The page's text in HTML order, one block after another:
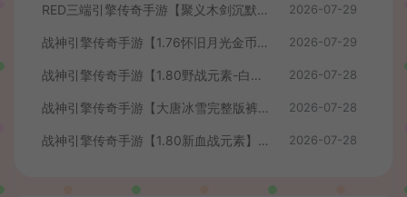
RED三端引擎传奇手游【聚义木剑沉默高仿嘟嘟沉默】最新整理Win系服务端+安卓苹果PC三端+详细搭建教程 2026-07-29
战神引擎传奇手游【1.76怀旧月光金币版】最新整理Win系复古服务端+安卓苹果双端+GM授权物品后台+详细搭建教程 2026-07-29
战神引擎传奇手游【1.80野战元素-白猪7.2免授权】最新整理Win系特色服务端+安卓+GM授权物品后台+详细搭建教程 2026-07-28
战神引擎传奇手游【大唐冰雪完整版裤衩7.0免授权】最新整理Win系特色服务端+GM授权后台+安卓苹果双端+详细搭建教程 2026-07-28
战神引擎传奇手游【1.80新血战元素】最新整理Win系特色服务端+安卓+GM授权物品后台+详细搭建教程 2026-07-28